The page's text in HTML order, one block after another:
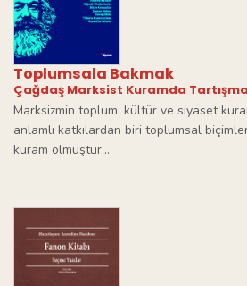
Toplumsala Bakmak
Çağdaş Marksist Kuramda
Marksizmin toplum, kültür ve siyaset
anlamlı katkılardan biri toplumsal
kuram olmuştur...